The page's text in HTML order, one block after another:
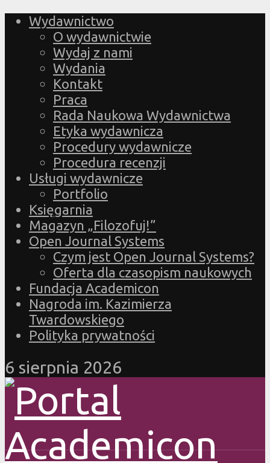
Wydawnictwo
O wydawnictwie
Wydaj z nami
Wydania
Kontakt
Praca
Rada Naukowa Wydawnictwa
Etyka wydawnicza
Procedury wydawnicze
Procedura recenzji
Usługi wydawnicze
Portfolio
Księgarnia
Magazyn „Filozofuj!”
Open Journal Systems
Czym jest Open Journal Systems?
Oferta dla czasopism naukowych
Fundacja Academicon
Nagroda im. Kazimierza
Twardowskiego
Polityka prywatności
6 sierpnia 2026